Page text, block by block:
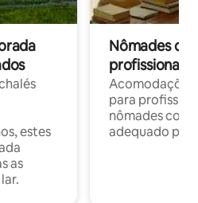
estes
as
Nômades
profissionais
para
nômades com
adequado